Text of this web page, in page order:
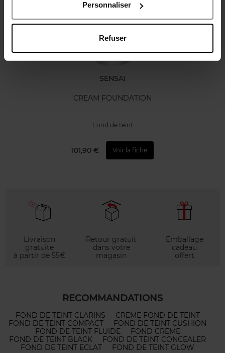
Personnaliser
Refuser
SENSAI
CREAM FOUNDATION
Fond de teint
101,90 € Voir la fiche
Livraison
gratuite
à partir de 55€
Retour gratuit
dans votre
magasin
Emballage
cadeau
offert
RECOMMANDATIONS
FOND DE TEINT CLARINS
CREME FOND DE TEINT
FOND DE TEINT COMPACT
FOND DE TEINT CUSHION
FOND DE TEINT FLUIDE
FOND CREME
FOND DE TEINT BLACK
FOND DE TEINT CONCEALER
FOND DE TEINT ECLAT
FOND DE TEINT GLOW